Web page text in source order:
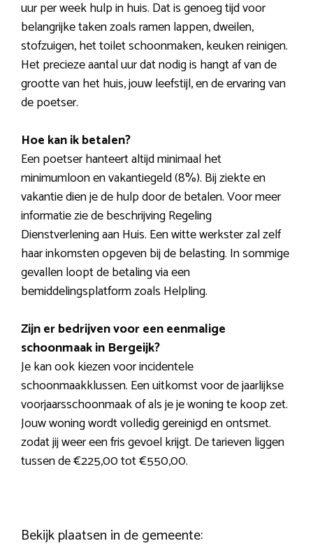
uur per week hulp in huis. Dat is genoeg tijd voor
belangrijke taken zoals ramen lappen, dweilen,
stofzuigen, het toilet schoonmaken, keuken reinigen.
Het precieze aantal uur dat nodig is hangt af van de
grootte van het huis, jouw leefstijl, en de ervaring van
de poetser.
Hoe kan ik betalen?
Een poetser hanteert altijd minimaal het
minimumloon en vakantiegeld (8%). Bij ziekte en
vakantie dien je de hulp door de betalen. Voor meer
informatie zie de beschrijving Regeling
Dienstverlening aan Huis. Een witte werkster zal zelf
haar inkomsten opgeven bij de belasting. In sommige
gevallen loopt de betaling via een
bemiddelingsplatform zoals Helpling.
Zijn er bedrijven voor een eenmalige
schoonmaak in Bergeijk?
Je kan ook kiezen voor incidentele
schoonmaakklussen. Een uitkomst voor de jaarlijkse
voorjaarsschoonmaak of als je je woning te koop zet.
Jouw woning wordt volledig gereinigd en ontsmet.
zodat jij weer een fris gevoel krijgt. De tarieven liggen
tussen de €225,00 tot €550,00.
Bekijk plaatsen in de gemeente: